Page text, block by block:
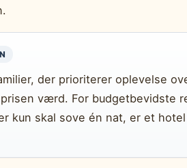
der prioriterer oplevelse
værd. For budgetbevidste
kun skal sove én nat, er et